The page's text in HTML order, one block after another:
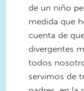
de un niño
medida que
cuenta de
divergentes
todos
servimos de